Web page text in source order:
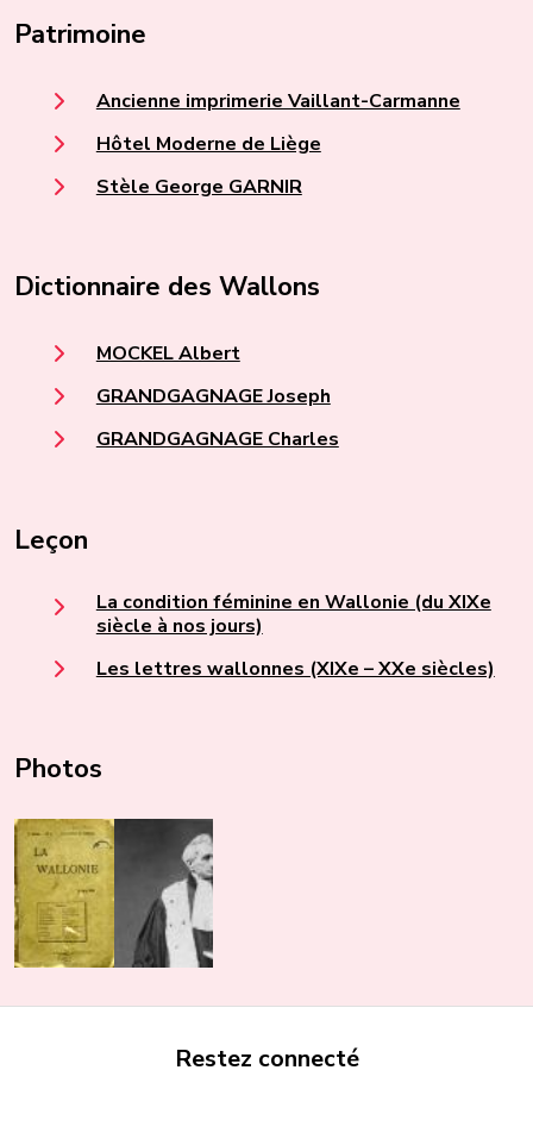
Patrimoine
Ancienne imprimerie Vaillant-Carmanne
Hôtel Moderne de Liège
Stèle George GARNIR
Dictionnaire des Wallons
MOCKEL Albert
GRANDGAGNAGE Joseph
GRANDGAGNAGE Charles
Leçon
La condition féminine en Wallonie (du XIXe
siècle à nos jours)
Les lettres wallonnes (XIXe – XXe siècles)
Photos
Restez connecté